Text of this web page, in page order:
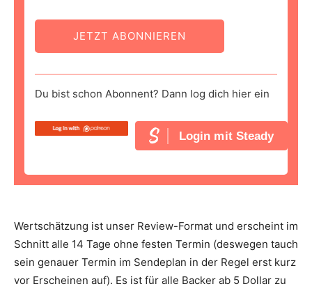
JETZT ABONNIEREN
Du bist schon Abonnent? Dann log dich hier ein
Login mit Steady
Wertschätzung ist unser Review-Format und erscheint im
Schnitt alle 14 Tage ohne festen Termin (deswegen tauch
sein genauer Termin im Sendeplan in der Regel erst kurz
vor Erscheinen auf). Es ist für alle Backer ab 5 Dollar zu